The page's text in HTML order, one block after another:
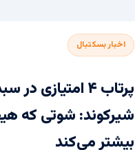
اخبار بسکتبال
پرتاب ۴ امتیازی
شیرکوند: شوتی که
بیشتر می‌کند